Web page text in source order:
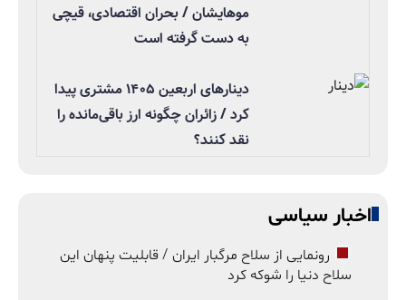
موهایشان / بحران اقتصادی، قیچی
به دست گرفته است
دینارهای اربعین ۱۴۰۵ مشتری پیدا
کرد / زائران چگونه ارز باقی‌مانده را
نقد کنند؟
اخبار سیاسی
رونمایی از سلاح مرگبار ایران / قابلیت پنهان این
سلاح دنیا را شوکه کرد